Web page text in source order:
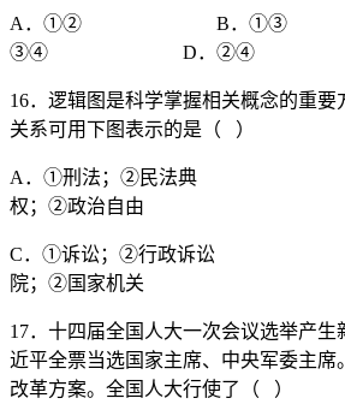
A．①② B．①③
③④ D．②④
16．逻辑图是科学掌握相关概念的重要
关系可用下图表示的是（ ）
A．①刑法；②民法
权；②政治自由
C．①诉讼；②行政诉
院；②国家机关
17．十四届全国人大一次会议选举产生
近平全票当选国家主席、中央军委主席
改革方案。全国人大行使了（ ）